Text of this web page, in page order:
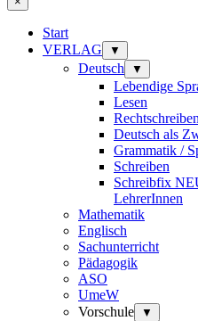
Start
VERLAG
▼
Deutsch ▼
Lebendige
Lesen
Deutsch als
Grammatik /
Schreiben
Schreibfix
LehrerInnen
Mathematik
Englisch
Sachunterricht
Pädagogik
ASO
UmeW
Vorschule
▼